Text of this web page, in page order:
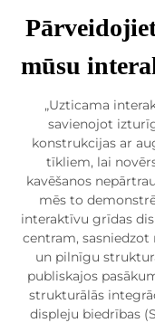
mūsu
„Uzticama
savienojot
konstrukcijas ar
tīkliem, lai
kavēšanos
mēs to
interaktīvu grīdas
centram, sasniedzot
un pilnīgu
publiskajos
strukturālās
displeju biedrības